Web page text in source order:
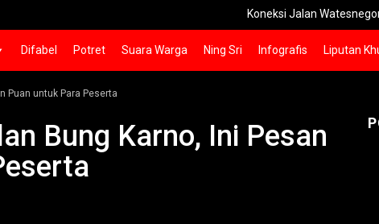
Koneksi Jalan Watesnegoro-
Difabel Potret Suara Warga Ning Sri Infografis Liputan
Puan untuk Para Peserta
Bung Karno, Ini Pesan